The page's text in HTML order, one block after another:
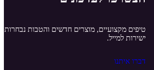
טיפים מקצועיים, מוצרים חדשים והטבות נבחרות
ישירות למייל.
דברו איתנו